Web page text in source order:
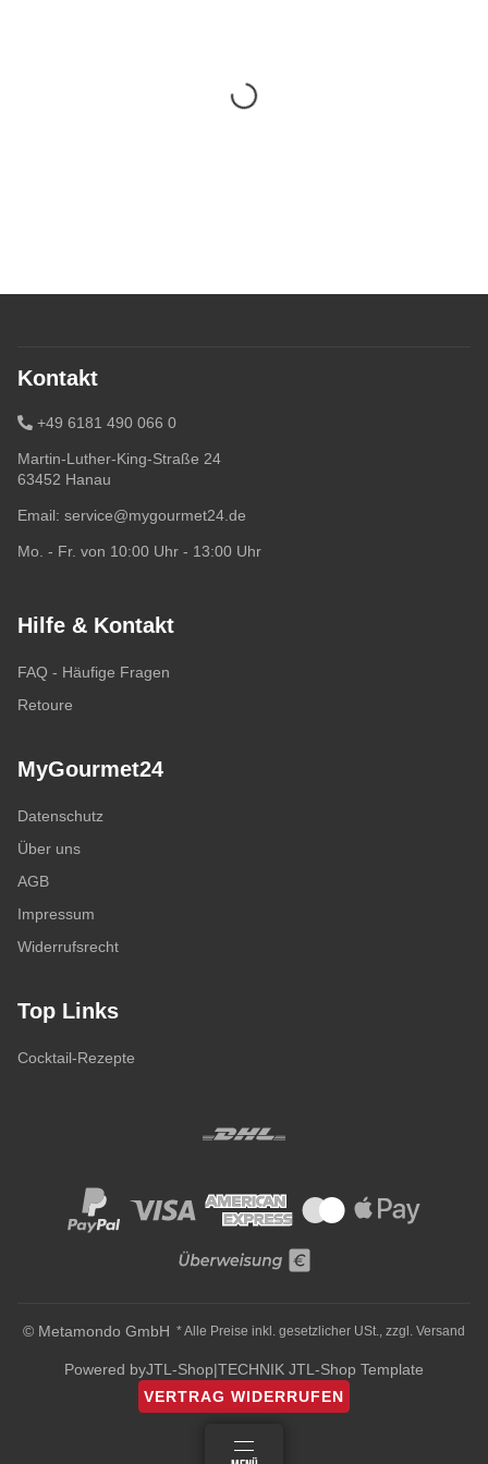
Kontakt
+49 6181 490 066 0
Martin-Luther-King-Straße 24
63452 Hanau
Email: service@mygourmet24.de
Mo. - Fr. von 10:00 Uhr - 13:00 Uhr
Hilfe & Kontakt
FAQ - Häufige Fragen
Retoure
MyGourmet24
Datenschutz
Über uns
AGB
Impressum
Widerrufsrecht
Top Links
Cocktail-Rezepte
© Metamondo GmbH * Alle Preise inkl. gesetzlicher USt., zzgl. Versand
Powered byJTL-Shop|TECHNIK JTL-Shop Template
VERTRAG WIDERRUFEN